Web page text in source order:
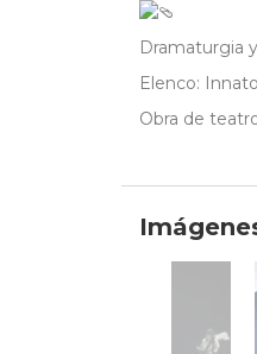
Dramaturgia
Elenco:
Obra de